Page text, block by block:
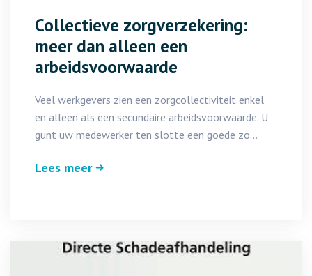
Collectieve zorgverzekering:
meer dan alleen een
arbeidsvoorwaarde
Veel werkgevers zien een zorgcollectiviteit enkel
en alleen als een secundaire arbeidsvoorwaarde. U
gunt uw medewerker ten slotte een goede zo...
Lees meer